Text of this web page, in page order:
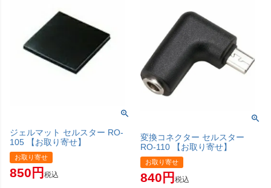
ジェルマット セルスター RO-
105 【お取り寄せ】
お取り寄せ
850 税込
変換コネクター セルスター
RO-110 【お取り寄せ】
お取り寄せ
840 税込